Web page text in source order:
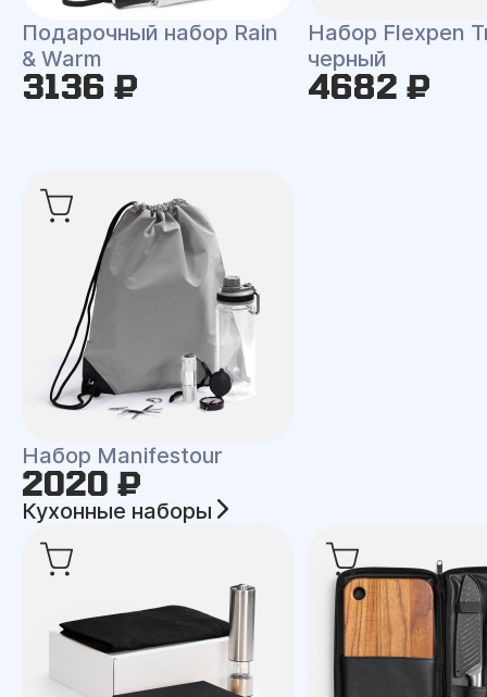
Подарочный набор Rain
& Warm
3136 ₽
Набор Flexpen
черный
4682 ₽
Набор Manifestour
2020 ₽
Кухонные наборы